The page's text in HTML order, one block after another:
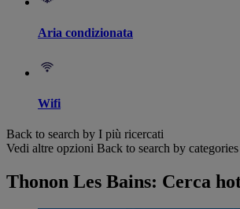
Aria condizionata
Wifi
Back to search by I più ricercati
Vedi altre opzioni Back to search by categories
Thonon Les Bains: Cerca